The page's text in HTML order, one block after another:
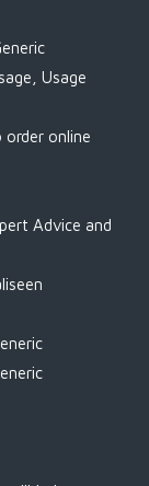
Usage
order online
Advice and